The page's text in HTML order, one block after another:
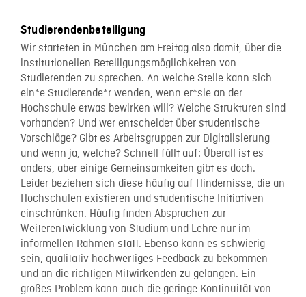
Studierendenbeteiligung
Wir starteten in München am Freitag also damit, über die
institutionellen Beteiligungsmöglichkeiten von
Studierenden zu sprechen. An welche Stelle kann sich
ein*e Studierende*r wenden, wenn er*sie an der
Hochschule etwas bewirken will? Welche Strukturen sind
vorhanden? Und wer entscheidet über studentische
Vorschläge? Gibt es Arbeitsgruppen zur Digitalisierung
und wenn ja, welche? Schnell fällt auf: Überall ist es
anders, aber einige Gemeinsamkeiten gibt es doch.
Leider beziehen sich diese häufig auf Hindernisse, die an
Hochschulen existieren und studentische Initiativen
einschränken. Häufig finden Absprachen zur
Weiterentwicklung von Studium und Lehre nur im
informellen Rahmen statt. Ebenso kann es schwierig
sein, qualitativ hochwertiges Feedback zu bekommen
und an die richtigen Mitwirkenden zu gelangen. Ein
großes Problem kann auch die geringe Kontinuität von